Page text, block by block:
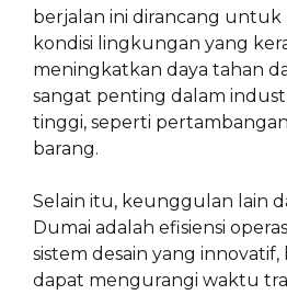
berjalan ini dirancang untuk
kondisi lingkungan yang
meningkatkan daya tahan
sangat penting dalam
tinggi, seperti
barang.
Selain itu, keunggulan lain
Dumai adalah efisiensi
sistem desain yang innovatif,
dapat mengurangi waktu